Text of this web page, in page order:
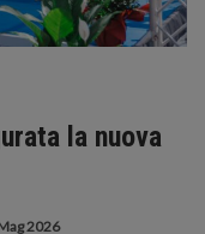
la nuova
2026